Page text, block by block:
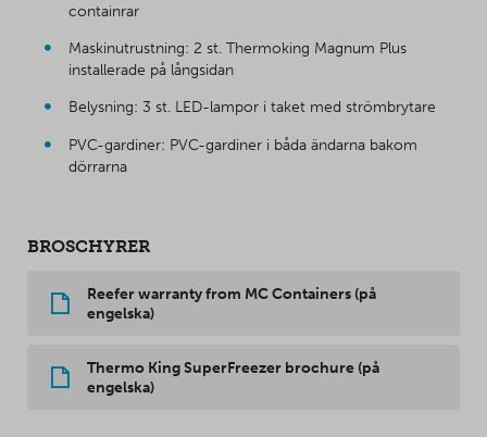
containrar
Maskinutrustning: 2 st. Thermoking Magnum Plus
installerade på långsidan
Belysning: 3 st. LED-lampor i taket med strömbrytare
PVC-gardiner: PVC-gardiner i båda ändarna bakom
dörrarna
BROSCHYRER
Reefer warranty from MC Containers (på
engelska)
Thermo King SuperFreezer brochure (på
engelska)